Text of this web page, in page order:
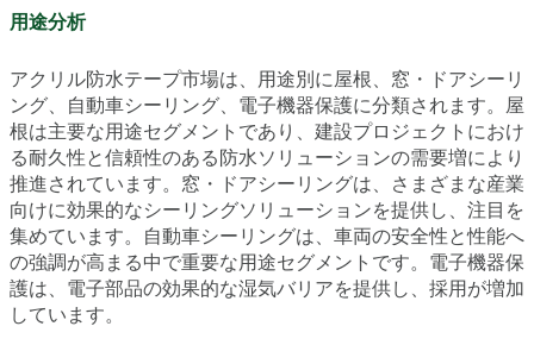
用途分析
アクリル防水テープ市場は、用途別に屋根、窓・ドアシーリ
ング、自動車シーリング、電子機器保護に分類されます。屋
根は主要な用途セグメントであり、建設プロジェクトにおけ
る耐久性と信頼性のある防水ソリューションの需要増により
推進されています。窓・ドアシーリングは、さまざまな産業
向けに効果的なシーリングソリューションを提供し、注目を
集めています。自動車シーリングは、車両の安全性と性能へ
の強調が高まる中で重要な用途セグメントです。電子機器保
護は、電子部品の効果的な湿気バリアを提供し、採用が増加
しています。